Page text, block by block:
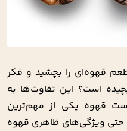
قهوه‌ای را بچشید و فکر
است؟ این تفاوت‌ها به
قهوه یکی از مهم‌ترین
ویژگی‌های ظاهری قهوه